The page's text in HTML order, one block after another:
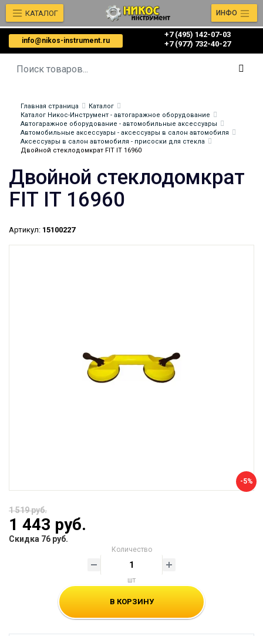
info@nikos-instrument.ru
+7 (495) 142-07-03
‎‎+7 (977) 732-40-27
КАТАЛОГ ИНФО
Главная страница
Каталог
Каталог Никос-Инструмент - автогаражное оборудование
Автогаражное оборудование - автомобильные аксессуары
Автомобильные аксессуары - аксессуары в салон автомобиля
Аксессуары в салон автомобиля - присоски для стекла
Двойной стеклодомкрат FIT IT 16960
Двойной стеклодомкрат
FIT IT 16960
Артикул: 15100227
-5%
1 519 руб.
1 443 руб.
Скидка 76 руб.
Количество
шт
В КОРЗИНУ